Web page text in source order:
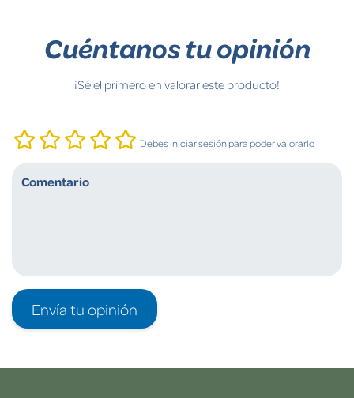
Cuéntanos tu opinión
¡Sé el primero en valorar este producto!
Debes iniciar sesión para poder valorarlo
Envía tu opinión